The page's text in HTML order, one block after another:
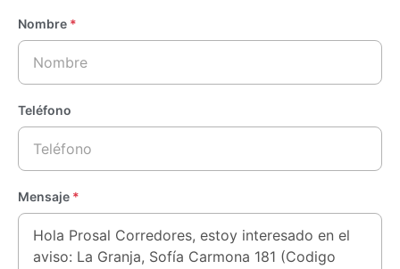
Nombre *
Teléfono
Mensaje *